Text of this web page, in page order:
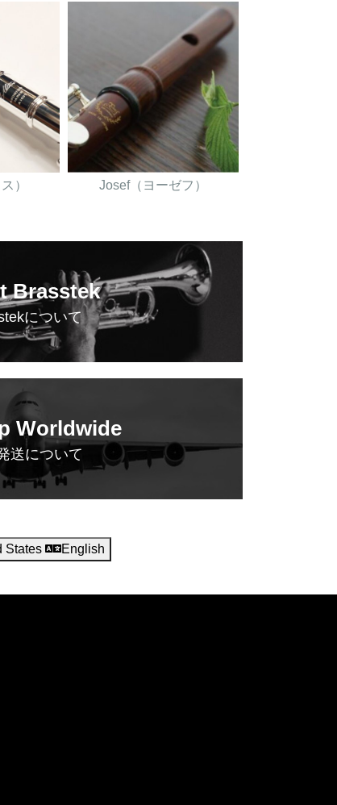
） Josef（ヨーゼフ）
Brasstek
について
Worldwide
送について
States English